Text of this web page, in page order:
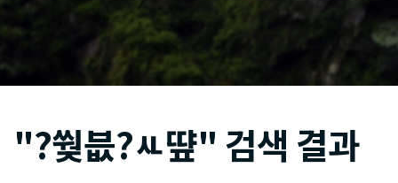
"?쒖븞?ㅻ떂" 검색 결과